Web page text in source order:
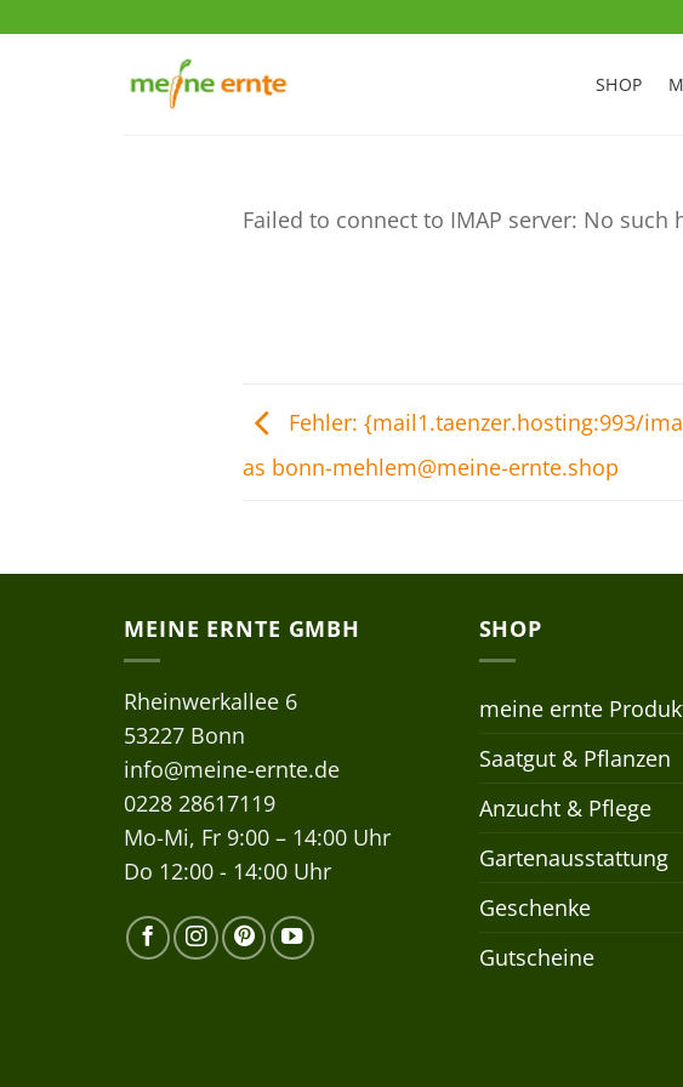
SHOP
Failed to connect to IMAP server: No
Fehler: {mail1.taenzer.hosting:993/
as bonn-mehlem@meine-ernte.shop
MEINE ERNTE GMBH
Rheinwerkallee 6
53227 Bonn
info@meine-ernte.de
0228 28617119
Mo-Mi, Fr 9:00 – 14:00 Uhr
Do 12:00 - 14:00 Uhr
SHOP
meine ernte
Saatgut & Pflanzen
Anzucht & Pflege
Gartenausstattung
Geschenke
Gutscheine